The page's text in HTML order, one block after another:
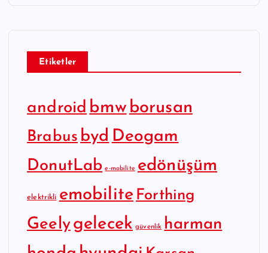
Etiketler
android bmw borusan
Brabus byd Deogam
DonutLab e-mobilite edönüşüm
elektrikli emobilite Forthing
Geelygelecek güvenlik harman